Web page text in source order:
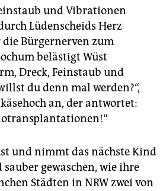
und Vibrationen
Lüdenscheids Herz
Bürgernerven zum
belästigt Wüst
Dreck, Feinstaub und
du denn mal werden?“,
an, der antwortet:
und nimmt das nächste Kind
gewaschen, wie ihre
Städten in NRW zwei von